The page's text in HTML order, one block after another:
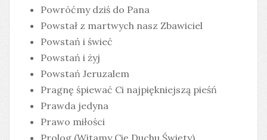
Powróćmy dziś do Pana
Powstał z martwych nasz Zbawiciel
Powstań i świeć
Powstań i żyj
Powstań Jeruzalem
Pragnę śpiewać Ci najpiękniejszą pieśń
Prawda jedyna
Prawo miłości
Prolog (Witamy Cię Duchu Święty)